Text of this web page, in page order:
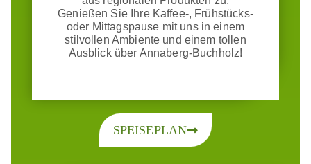
Genießen Sie Ihre Kaffee-, Frühstücks-
oder Mittagspause mit uns in einem
stilvollen Ambiente und einem tollen
Ausblick über Annaberg-Buchholz!
SPEISEPLAN